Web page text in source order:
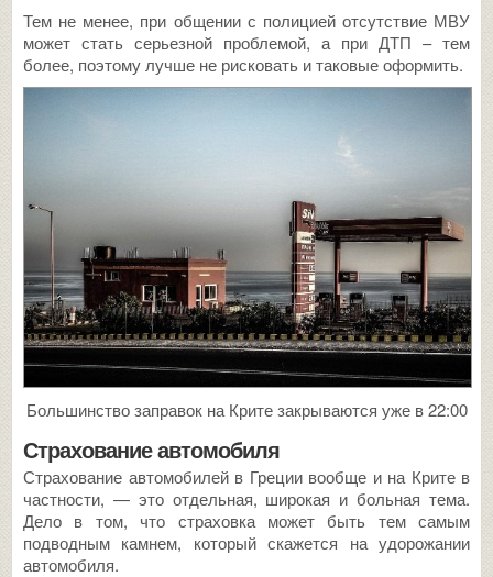
Тем не менее, при общении с полицией отсутствие МВУ
может стать серьезной проблемой, а при ДТП – тем
более, поэтому лучше не рисковать и таковые оформить.
Большинство заправок на Крите закрываются уже в 22:00
Страхование автомобиля
Страхование автомобилей в Греции вообще и на Крите в
частности, — это отдельная, широкая и больная тема.
Дело в том, что страховка может быть тем самым
подводным камнем, который скажется на удорожании
автомобиля.